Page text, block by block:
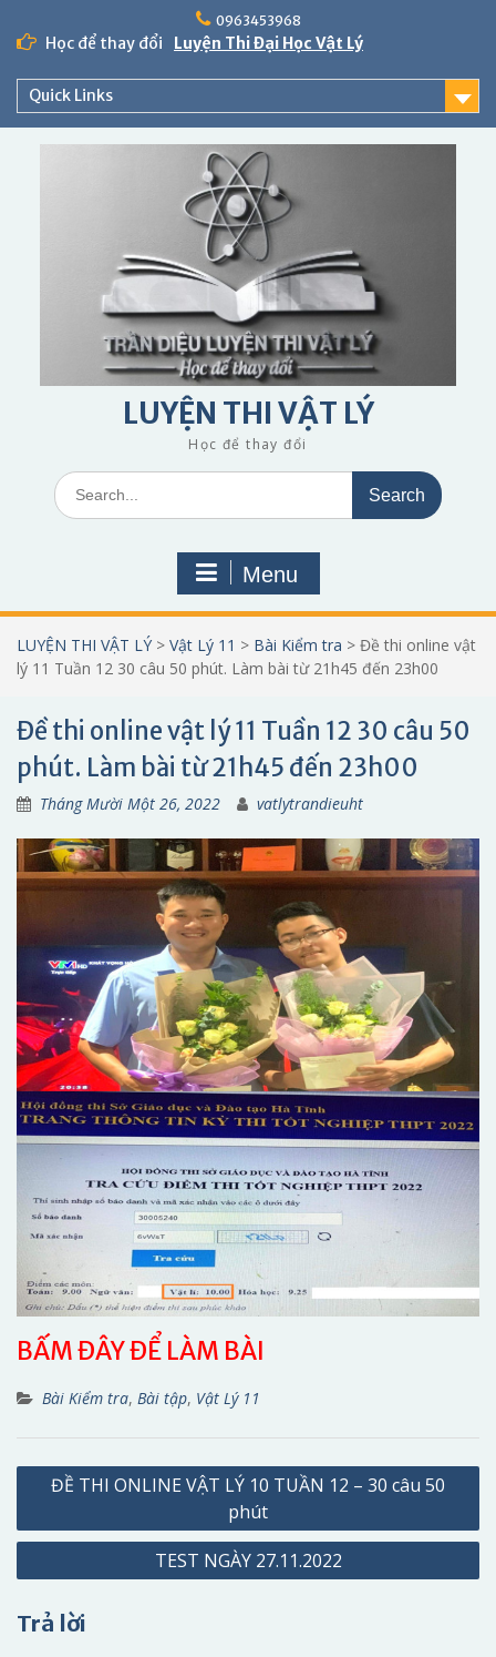
content
0963453968
Học để thay đổi Luyện Thi Đại Học Vật Lý
Quick Links
LUYỆN THI VẬT LÝ
Học để thay đổi
Search
for:
Menu
LUYỆN THI VẬT LÝ > Vật Lý 11 > Bài Kiểm tra > Đề thi online vật
lý 11 Tuần 12 30 câu 50 phút. Làm bài từ 21h45 đến 23h00
Đề thi online vật lý 11 Tuần 12 30 câu 50
phút. Làm bài từ 21h45 đến 23h00
Tháng Mười Một 26, 2022 vatlytrandieuht
BẤM ĐÂY ĐỂ LÀM BÀI
Bài Kiểm tra, Bài tập, Vật Lý 11
Điều
bài
viết
ĐỀ THI ONLINE VẬT LÝ 10 TUẦN 12 – 30 câu 50
phút
TEST NGÀY 27.11.2022
Trả lời